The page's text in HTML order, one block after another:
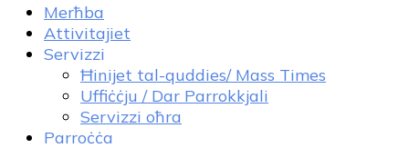
Merħba
Attivitajiet
Servizzi
Ħinijet tal-quddies/ Mass Times
Uffiċċju / Dar Parrokkjali
Servizzi oħra
Parroċċa